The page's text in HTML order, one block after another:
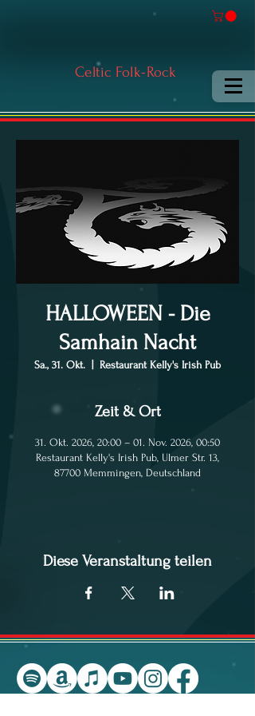
Celtic Folk-Rock
HALLOWEEN - Die
Samhain Nacht
Sa., 31. Okt. Restaurant Kelly's Irish Pub
Zeit & Ort
31. Okt. 2026, 20:00 – 01. Nov. 2026, 00:50
Restaurant Kelly's Irish Pub, Ulmer Str. 13,
87700 Memmingen, Deutschland
Diese Veranstaltung teilen